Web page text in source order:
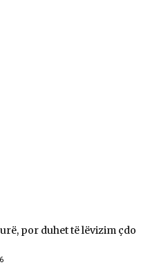
por duhet të lëvizim çdo